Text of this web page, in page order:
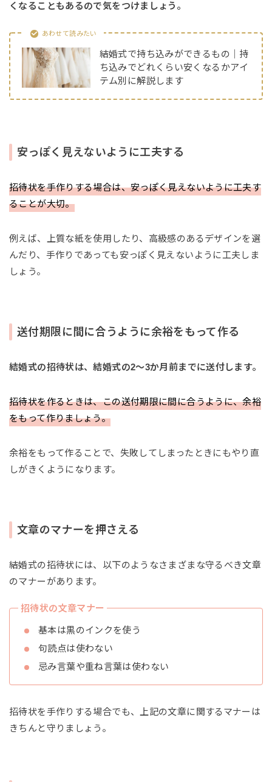
くなることもあるので気をつけましょう。
あわせて読みたい
結婚式で持ち込みができるもの｜持
ち込みでどれくらい安くなるかアイ
テム別に解説します
安っぽく見えないように工夫する
招待状を手作りする場合は、安っぽく見えないように工夫す
ることが大切。
例えば、上質な紙を使用したり、高級感のあるデザインを選
んだり、手作りであっても安っぽく見えないように工夫しま
しょう。
送付期限に間に合うように余裕をもって作る
結婚式の招待状は、結婚式の2〜3か月前までに送付します。
招待状を作るときは、この送付期限に間に合うように、余裕
をもって作りましょう。
余裕をもって作ることで、失敗してしまったときにもやり直
しがきくようになります。
文章のマナーを押さえる
結婚式の招待状には、以下のようなさまざまな守るべき文章
のマナーがあります。
招待状の文章マナー
基本は黒のインクを使う
句読点は使わない
忌み言葉や重ね言葉は使わない
招待状を手作りする場合でも、上記の文章に関するマナーは
きちんと守りましょう。